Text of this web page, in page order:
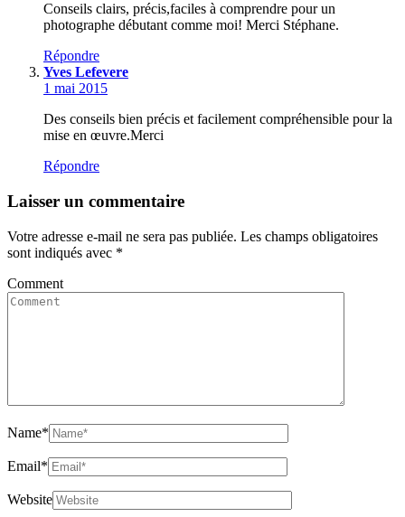
Conseils clairs, précis,faciles à comprendre pour un
photographe débutant comme moi! Merci Stéphane.
Répondre
Yves Lefevere
1 mai 2015
Des conseils bien précis et facilement compréhensible pour la
mise en œuvre.Merci
Répondre
Laisser un commentaire
Votre adresse e-mail ne sera pas publiée. Les champs obligatoires
sont indiqués avec *
Comment
Name*
Email*
Website